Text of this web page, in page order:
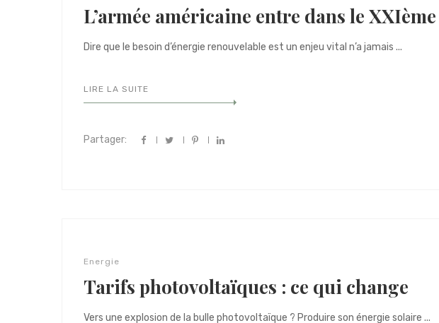
L’armée américaine entre dans le
Dire que le besoin d’énergie renouvelable est un enjeu vital n’a jamais ...
LIRE LA SUITE
Partager:
Energie
Tarifs photovoltaïques : ce qui change
Vers une explosion de la bulle photovoltaïque ? Produire son énergie solaire ...